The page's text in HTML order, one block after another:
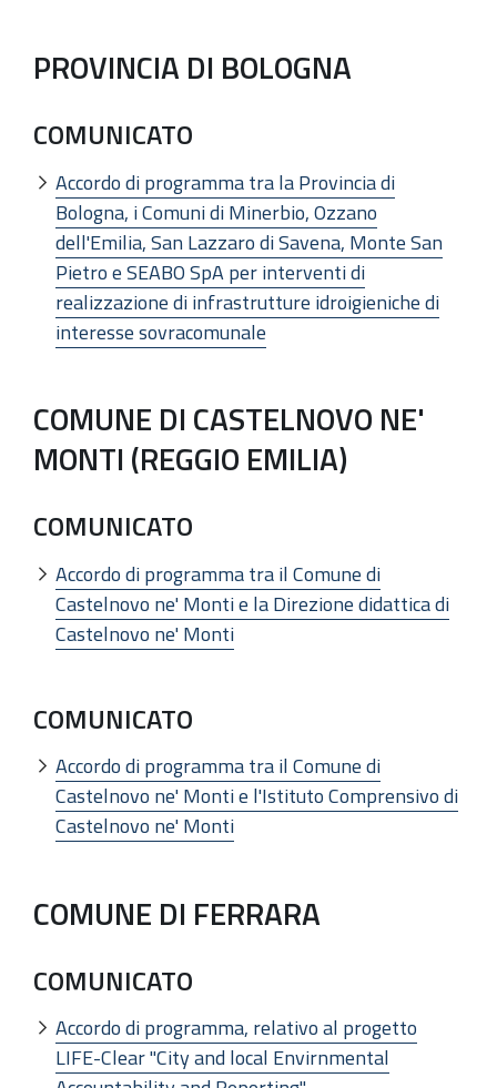
PROVINCIA DI BOLOGNA
COMUNICATO
Accordo di programma tra la Provincia di
Bologna, i Comuni di Minerbio, Ozzano
dell'Emilia, San Lazzaro di Savena, Monte San
Pietro e SEABO SpA per interventi di
realizzazione di infrastrutture idroigieniche di
interesse sovracomunale
COMUNE DI CASTELNOVO NE'
MONTI (REGGIO EMILIA)
COMUNICATO
Accordo di programma tra il Comune di
Castelnovo ne' Monti e la Direzione didattica di
Castelnovo ne' Monti
COMUNICATO
Accordo di programma tra il Comune di
Castelnovo ne' Monti e l'Istituto Comprensivo di
Castelnovo ne' Monti
COMUNE DI FERRARA
COMUNICATO
Accordo di programma, relativo al progetto
LIFE-Clear "City and local Envirnmental